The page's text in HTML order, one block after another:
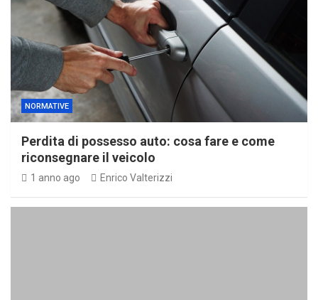
NORMATIVE
Perdita di possesso auto: cosa fare e come
riconsegnare il veicolo
1 anno ago Enrico Valterizzi